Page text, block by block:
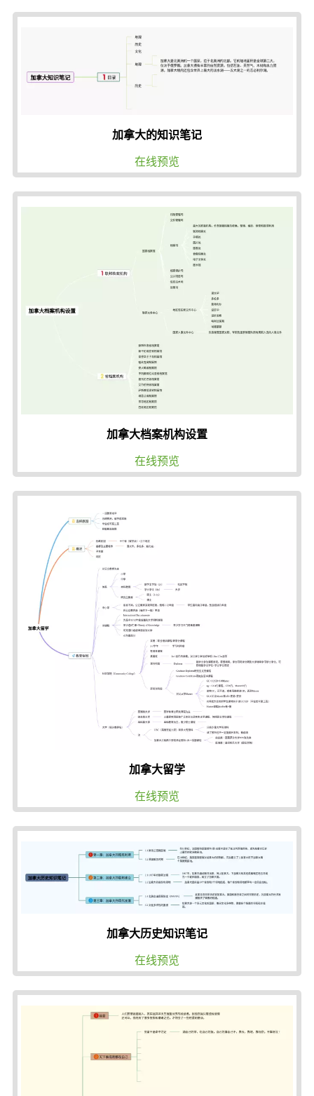
加拿大的知识笔记
在线预览
加拿大档案机构设置
在线预览
加拿大留学
在线预览
加拿大历史知识笔记
在线预览